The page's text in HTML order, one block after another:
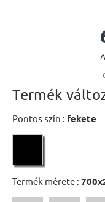
Termék
Pontos szín : fekete
Termék mérete :